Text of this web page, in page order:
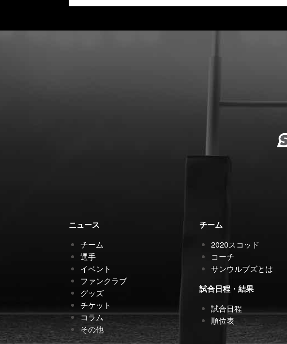
ニュース
チーム
選手
イベント
ファンクラブ
グッズ
チケット
コラム
その他
チーム
2020スコッド
コーチ
サンウルブズとは
試合日程・結果
試合日程
順位表